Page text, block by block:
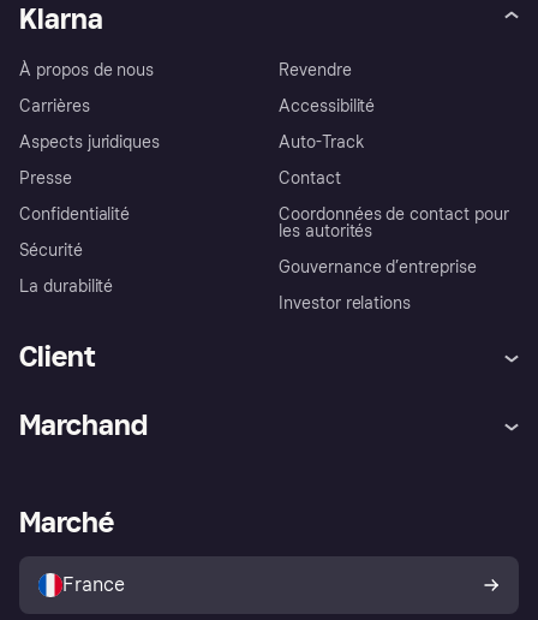
Klarna
À propos de nous
Carrières
Aspects juridiques
Presse
Confidentialité
Sécurité
La durabilité
Revendre
Accessibilité
Auto-Track
Contact
Coordonnées de contact pour
les autorités
Gouvernance d’entreprise
Investor relations
Client
Explorez les magasins
Politique de protection de
l’acheteur Klarna
Marchand
Portail Marchand
Marché
France